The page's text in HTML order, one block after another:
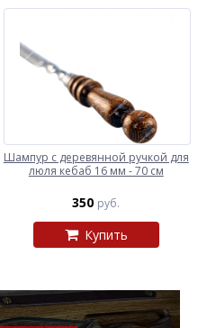
Шампур с деревянной ручкой для
люля кебаб 16 мм - 70 см
350 руб.
Купить